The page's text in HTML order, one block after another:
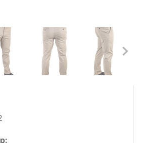
: